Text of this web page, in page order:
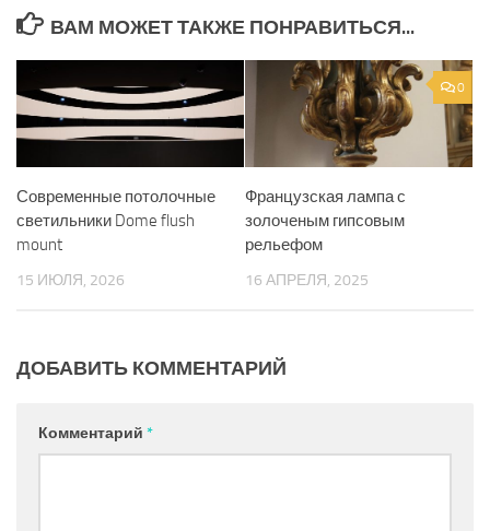
ВАМ МОЖЕТ ТАКЖЕ ПОНРАВИТЬСЯ...
Современные потолочные
светильники Dome flush
mount
15 ИЮЛЯ, 2026
0
Французская лампа с
золоченым гипсовым
рельефом
16 АПРЕЛЯ, 2025
ДОБАВИТЬ КОММЕНТАРИЙ
Комментарий *